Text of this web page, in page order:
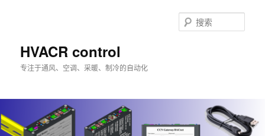
HVACR control
专注于通风、空调、采暖、制冷的自动化
索